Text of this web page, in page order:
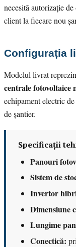
necesită autorizație
client la fiecare nou
Configurația
Modelul livrat
centrale fotovoltaice
echipament electric
de șantier.
Specificații
Panouri
Sistem de
Invertor
Dimensiune
Lungime
Conectică: